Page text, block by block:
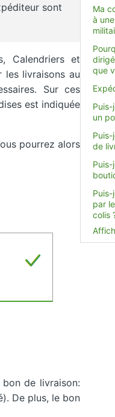
Ma
à
que
un
de
par
colis
sont
Calendriers et
les livraisons au
Sur ces
est indiquée
pourrez alors
de livraison:
De plus, le bon